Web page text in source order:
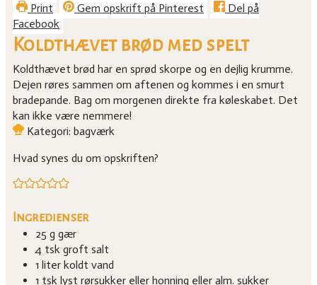
Print Gem opskrift på Pinterest
Del på
Facebook
Koldthævet brød med spelt
Koldthævet brød har en sprød skorpe og en dejlig krumme.
Dejen røres sammen om aftenen og kommes i en smurt
bradepande. Bag om morgenen direkte fra køleskabet. Det
kan ikke være nemmere!
Kategori: bagværk
Hvad synes du om opskriften?
Ingredienser
25 g gær
4 tsk groft salt
1 liter koldt vand
1 tsk lyst rørsukker eller honning eller alm. sukker